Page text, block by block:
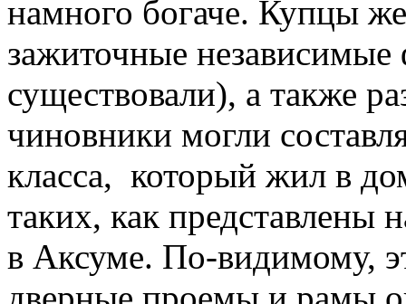
намного богаче. Купцы
зажиточные
существовали), а также
чиновники могли
класса, который жил в
таких, как представлены
в Аксуме. По-видимому,